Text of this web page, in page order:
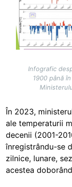
Infografic
1900 până
În 2023,
ale temperaturii
decenii (2001-
înregistrându-se
zilnice, lunare,
acestea